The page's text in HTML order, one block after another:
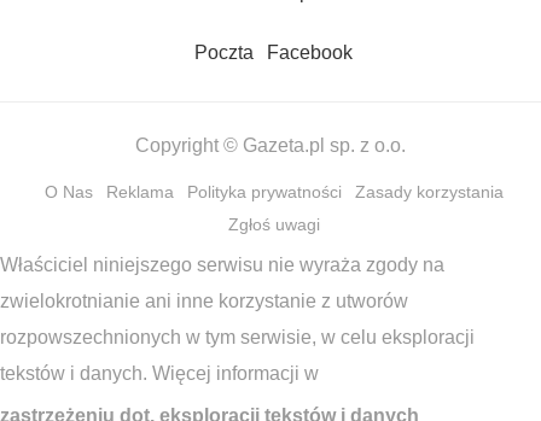
Poczta Facebook
Copyright © Gazeta.pl sp. z o.o.
O Nas Reklama Polityka prywatności
Zasady korzystania
Zgłoś uwagi
Właściciel niniejszego serwisu nie wyraża zgody na
zwielokrotnianie ani inne korzystanie z utworów
rozpowszechnionych w tym serwisie, w celu eksploracji
tekstów i danych. Więcej informacji w
zastrzeżeniu dot. eksploracji tekstów i danych